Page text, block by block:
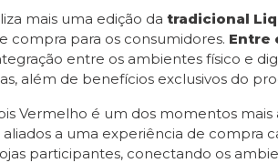
mais uma edição da tradicional
compra para os consumidores. Entre
entre os ambientes físico e
além de benefícios exclusivos do
Vermelho é um dos momentos
a uma experiência de compra
participantes, conectando os